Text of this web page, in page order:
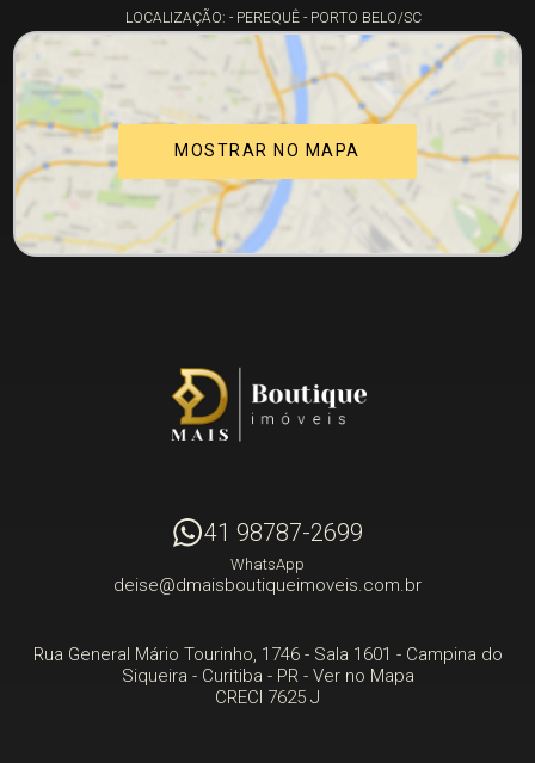
LOCALIZAÇÃO: - PEREQUÊ - PORTO BELO/SC
MOSTRAR NO MAPA
41 98787-2699
WhatsApp
deise@dmaisboutiqueimoveis.com.br
Rua General Mário Tourinho, 1746 - Sala 1601 - Campina do
Siqueira - Curitiba - PR- Ver no Mapa
CRECI 7625 J